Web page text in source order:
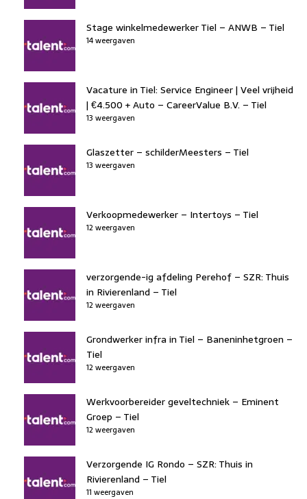
Stage winkelmedewerker Tiel – ANWB – Tiel
14 weergaven
Vacature in Tiel: Service Engineer | Veel vrijheid
| €4.500 + Auto – CareerValue B.V. – Tiel
13 weergaven
Glaszetter – schilderMeesters – Tiel
13 weergaven
Verkoopmedewerker – Intertoys – Tiel
12 weergaven
verzorgende-ig afdeling Perehof – SZR: Thuis
in Rivierenland – Tiel
12 weergaven
Grondwerker infra in Tiel – Baneninhetgroen –
Tiel
12 weergaven
Werkvoorbereider geveltechniek – Eminent
Groep – Tiel
12 weergaven
Verzorgende IG Rondo – SZR: Thuis in
Rivierenland – Tiel
11 weergaven